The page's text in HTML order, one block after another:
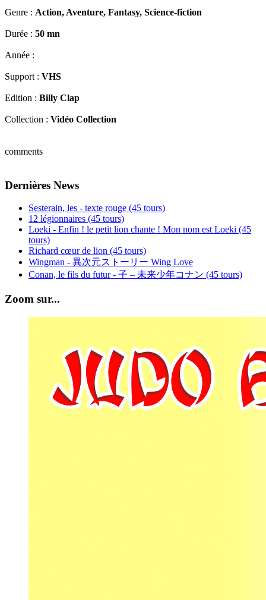
Genre : Action, Aventure, Fantasy, Science-fiction
Durée : 50 mn
Année :
Support : VHS
Edition : Billy Clap
Collection : Vidéo Collection
comments
Dernières News
Sesterain, les - texte rouge (45 tours)
12 légionnaires (45 tours)
Loeki - Enfin ! le petit lion chante ! Mon nom est Loeki (45
tours)
Richard cœur de lion (45 tours)
Wingman - 異次元ストーリー Wing Love
Conan, le fils du futur - 子 – 未来少年コナン (45 tours)
Zoom sur...